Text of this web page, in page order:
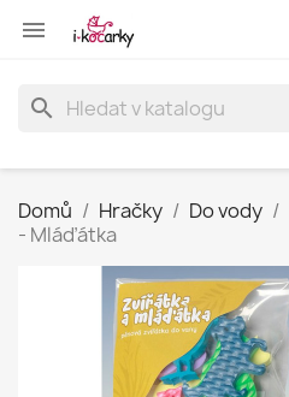

search
Domů Hračky Do vody
- Mláďátka